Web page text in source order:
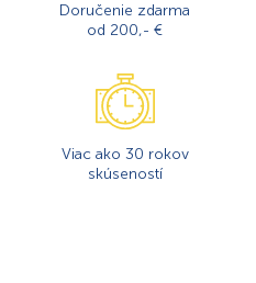
Doručenie zdarma
od 200,- €
Viac ako 30 rokov
skúseností